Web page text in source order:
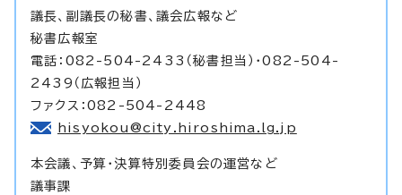
議長、副議長の秘書、議会広報など
秘書広報室
電話：082-504-2433（秘書担当）・082-504-
2439（広報担当）
ファクス：082-504-2448
hisyokou@city.hiroshima.lg.jp
本会議、予算・決算特別委員会の運営など
議事課